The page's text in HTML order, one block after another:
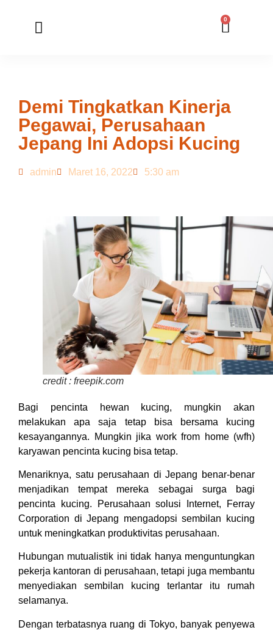
0
Demi Tingkatkan Kinerja
Pegawai, Perusahaan
Jepang Ini Adopsi Kucing
admin Maret 16, 2022 5:30 am
credit : freepik.com
Bagi pencinta hewan kucing, mungkin akan
melakukan apa saja tetap bisa bersama kucing
kesayangannya. Mungkin jika work from home (wfh)
karyawan pencinta kucing bisa tetap.
Menariknya, satu perusahaan di Jepang benar-benar
menjadikan tempat mereka sebagai surga bagi
pencinta kucing. Perusahaan solusi Internet, Ferray
Corporation di Jepang mengadopsi sembilan kucing
untuk meningkatkan produktivitas perusahaan.
Hubungan mutualistik ini tidak hanya menguntungkan
pekerja kantoran di perusahaan, tetapi juga membantu
menyediakan sembilan kucing terlantar itu rumah
selamanya.
Dengan terbatasnya ruang di Tokyo, banyak penyewa